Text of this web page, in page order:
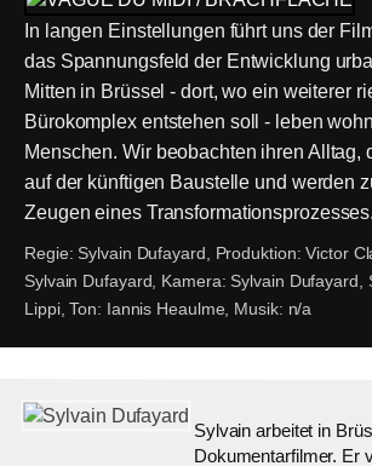
In langen Einstellungen führt uns der
das Spannungsfeld der Entwicklung
Mitten in Brüssel - dort, wo ein weiterer
Bürokomplex entstehen soll - leben
Menschen. Wir beobachten ihren Alltag,
auf der künftigen Baustelle und werden
Zeugen eines Transformationsprozesses.
Regie: Sylvain Dufayard, Produktion: Victor
Sylvain Dufayard, Kamera: Sylvain Dufayard,
Lippi,Ton: Iannis Heaulme, Musik: n/a
Sylvain arbeitet in
Dokumentarfilmer. Er